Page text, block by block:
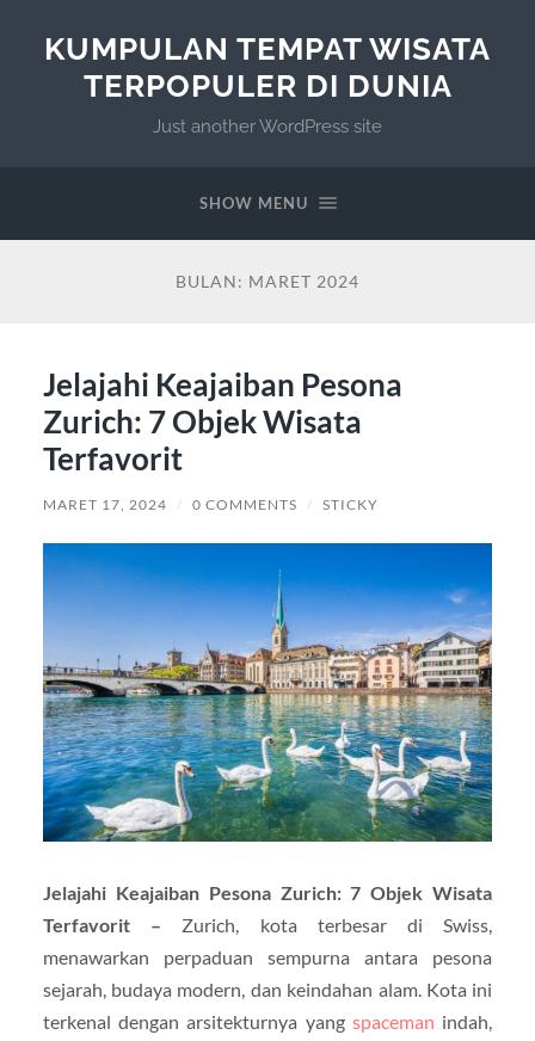
KUMPULAN TEMPAT WISATA
TERPOPULER DI DUNIA
Just another WordPress site
SHOW MENU
BULAN: MARET 2024
Jelajahi Keajaiban Pesona
Zurich: 7 Objek Wisata
Terfavorit
MARET 17, 2024 / 0 COMMENTS / STICKY
Jelajahi Keajaiban Pesona Zurich: 7 Objek Wisata
Terfavorit – Zurich, kota terbesar di Swiss,
menawarkan perpaduan sempurna antara pesona
sejarah, budaya modern, dan keindahan alam. Kota ini
terkenal dengan arsitekturnya yang spaceman indah,